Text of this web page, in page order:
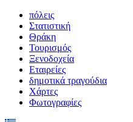
πόλεις
Στατιστική
Θράκη
Τουρισμός
Ξενοδοχεία
Εταιρείες
δημοτικά τραγούδια
Χάρτες
Φωτογραφίες